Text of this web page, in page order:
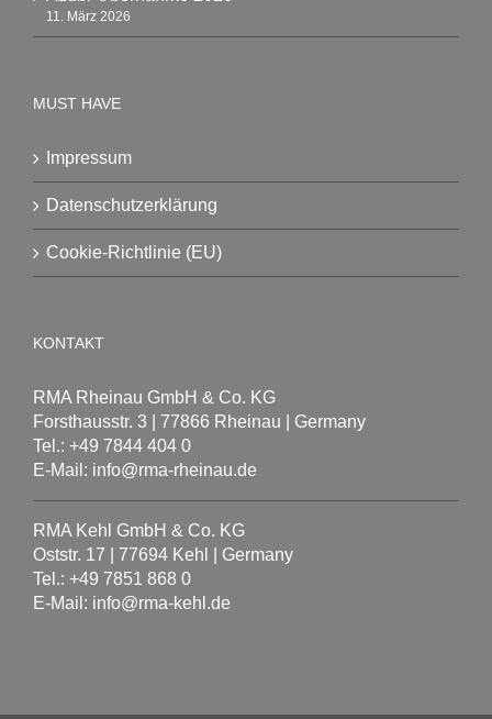
11. März 2026
MUST HAVE
Impressum
Datenschutzerklärung
Cookie-Richtlinie (EU)
KONTAKT
RMA Rheinau GmbH & Co. KG
Forsthausstr. 3 | 77866 Rheinau | Germany
Tel.: +49 7844 404 0
E-Mail: info@rma-rheinau.de
RMA Kehl GmbH & Co. KG
Oststr. 17 | 77694 Kehl | Germany
Tel.: +49 7851 868 0
E-Mail: info@rma-kehl.de